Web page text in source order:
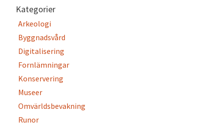
Kategorier
Arkeologi
Byggnadsvård
Digitalisering
Fornlämningar
Konservering
Museer
Omvärldsbevakning
Runor